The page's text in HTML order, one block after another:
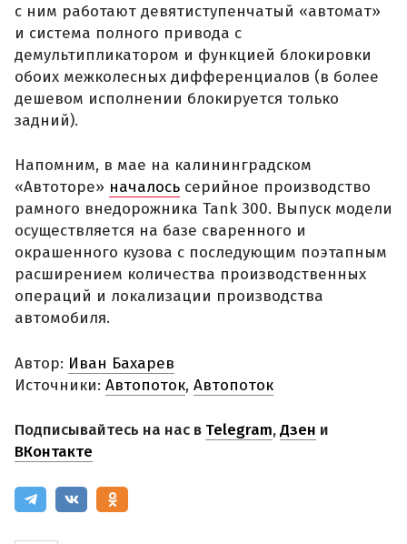
с ним работают девятиступенчатый «автомат»
и система полного привода с
демультипликатором и функцией блокировки
обоих межколесных дифференциалов (в более
дешевом исполнении блокируется только
задний).
Напомним, в мае на калининградском
«Автоторе» началось серийное производство
рамного внедорожника Tank 300. Выпуск модели
осуществляется на базе сваренного и
окрашенного кузова с последующим поэтапным
расширением количества производственных
операций и локализации производства
автомобиля.
Автор: Иван Бахарев
Источники: Автопоток, Автопоток
Подписывайтесь на нас в Telegram,Дзен и
ВКонтакте